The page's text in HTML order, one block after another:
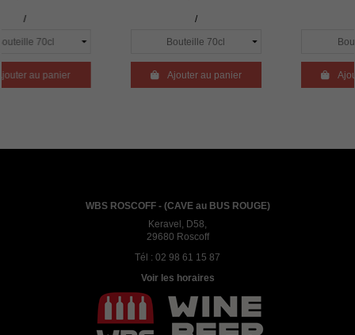
Ajouter au panier Ajouter au
WBS ROSCOFF - (CAVE au BUS ROUGE)
Keravel, D58,
29680 Roscoff
Tél : 02 98 61 15 87
Voir les horaires